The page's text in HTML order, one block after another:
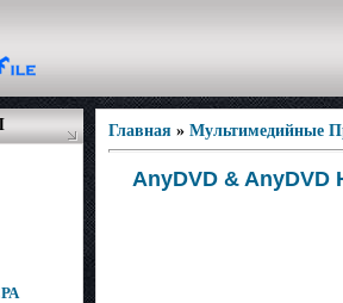
Главная » Мультимедийные
AnyDVD & AnyDVD